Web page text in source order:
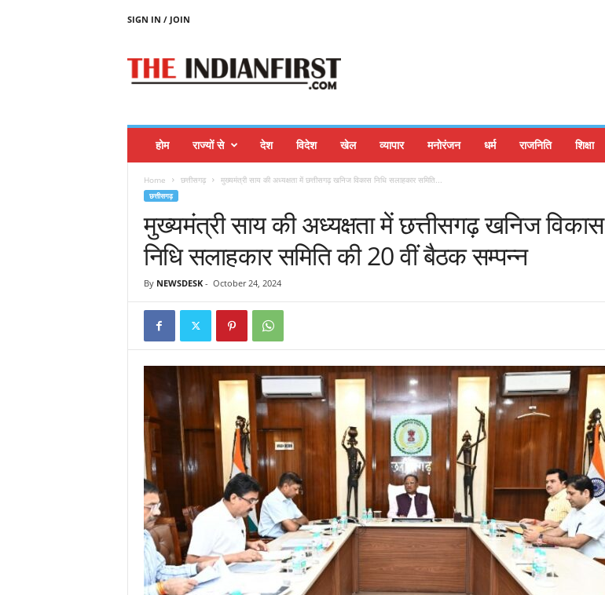
SIGN IN / JOIN
होम राज्यों से देश विदेश खेल व्यापार मनोरंजन धर्म राजनिति शिक्षा
Home छत्तीसगढ़ मुख्यमंत्री साय की अध्यक्षता में छत्तीसगढ़ खनिज विकास निधि सलाहकार समिति...
छत्तीसगढ़
मुख्यमंत्री साय की अध्यक्षता में छत्तीसगढ़ खनिज विकास
निधि सलाहकार समिति की 20 वीं बैठक सम्पन्न
By NEWSDESK- October 24, 2024